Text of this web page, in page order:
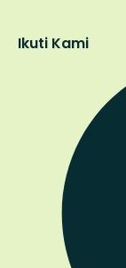
Ikuti Kami